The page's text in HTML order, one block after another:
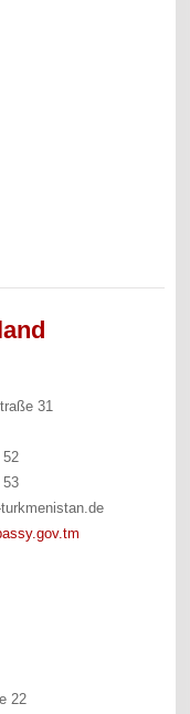
31
22